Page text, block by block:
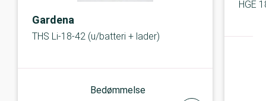
Gardena
THS Li-18-42 (u/batteri + lader)
Bedømmelse
HGE